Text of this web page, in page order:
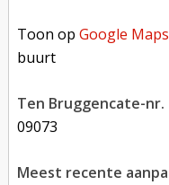
Toon opGoogle Maps
buurt
Ten Bruggencate-nr.
09073
Meest recente